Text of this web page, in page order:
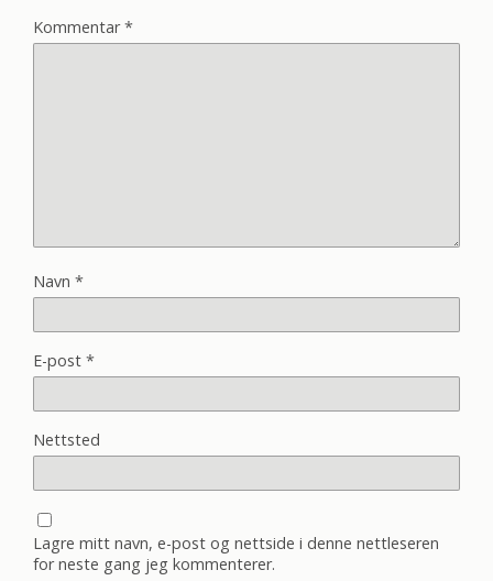
Kommentar*
Navn *
E-post *
Nettsted
Lagre mitt navn, e-post og nettside i denne nettleseren
for neste gang jeg kommenterer.